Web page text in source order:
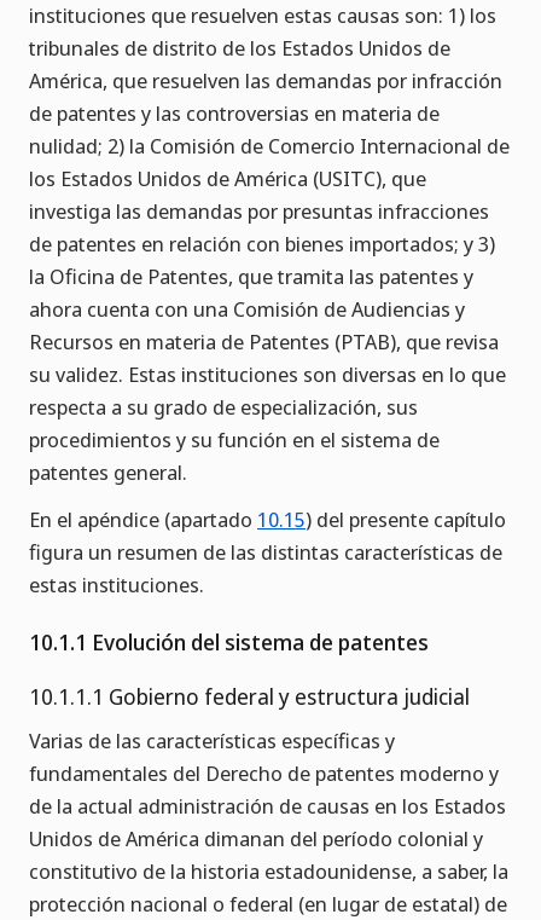
instituciones que resuelven estas causas son: 1) los
tribunales de distrito de los Estados Unidos de
América, que resuelven las demandas por infracción
de patentes y las controversias en materia de
nulidad; 2) la Comisión de Comercio Internacional de
los Estados Unidos de América (USITC), que
investiga las demandas por presuntas infracciones
de patentes en relación con bienes importados; y 3)
la Oficina de Patentes, que tramita las patentes y
ahora cuenta con una Comisión de Audiencias y
Recursos en materia de Patentes (PTAB), que revisa
su validez. Estas instituciones son diversas en lo que
respecta a su grado de especialización, sus
procedimientos y su función en el sistema de
patentes general.
En el apéndice (apartado 10.15) del presente capítulo
figura un resumen de las distintas características de
estas instituciones.
10.1.1 Evolución del sistema de patentes
10.1.1.1 Gobierno federal y estructura judicial
Varias de las características específicas y
fundamentales del Derecho de patentes moderno y
de la actual administración de causas en los Estados
Unidos de América dimanan del período colonial y
constitutivo de la historia estadounidense, a saber, la
protección nacional o federal (en lugar de estatal) de